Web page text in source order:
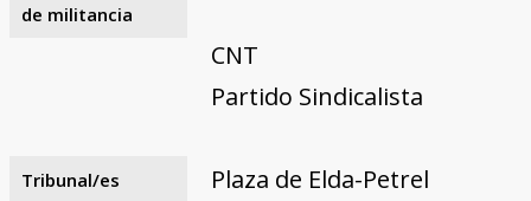
de militancia
CNT
Partido Sindicalista
Tribunal/es
Plaza de Elda-Petrel